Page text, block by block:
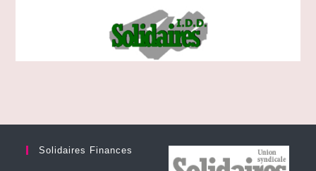
Solidaires Finances